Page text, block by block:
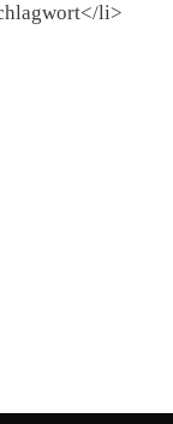
li>